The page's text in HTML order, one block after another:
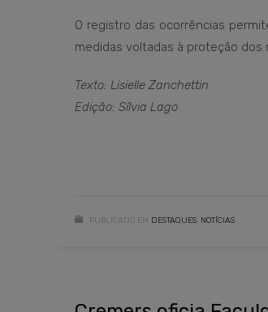
O registro das ocorrências
medidas voltadas à proteção dos
Texto: Lisielle Zanchettin
Edição: Sílvia Lago
PUBLICADO EM DESTAQUES NOTÍCIAS